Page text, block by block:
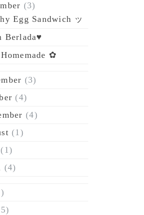
(3)
Egg Sandwich ッ
Berlada♥
✿
(3)
(4)
(4)
(1)
(1)
(4)